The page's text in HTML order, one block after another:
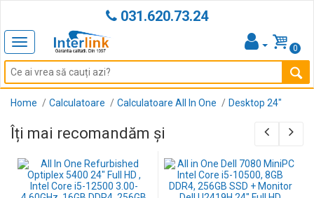
031.620.73.24
Toggle
navigation
0
Home Calculatoare Calculatoare All In One Desktop 24"
Îți mai recomandăm și